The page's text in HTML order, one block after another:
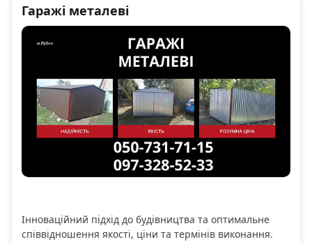
Гаражі металеві
Інноваційний підхід до будівництва та оптимальне
співвідношення якості, ціни та термінів виконання.